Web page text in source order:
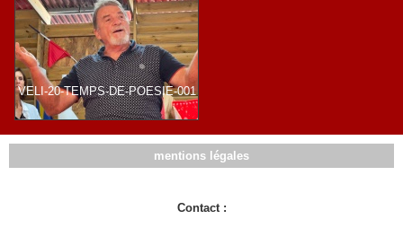
VELI-20-TEMPS-DE-POESIE-001
mentions légales
Contact :